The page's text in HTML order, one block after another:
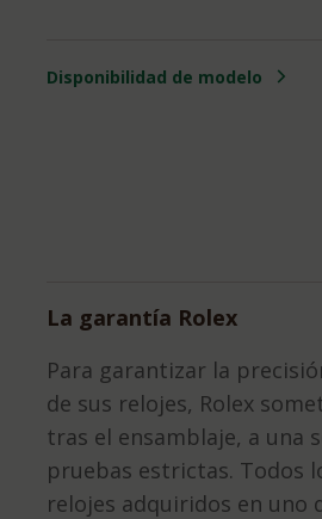
Disponibilidad de modelo
La garantía Rolex
Para garantizar la
de sus relojes, Rolex
tras el ensamblaje, a una
pruebas estrictas. Todos
relojes adquiridos en uno